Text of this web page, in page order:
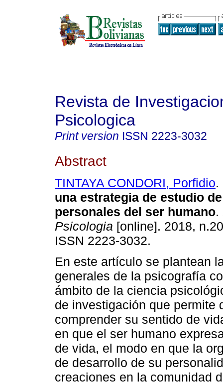
Revista de
Psicologica
Print version ISSN 2223-3032
Abstract
TINTAYA CONDORI, Porfidio.
una estrategia de estudio
personales del ser humano.
Psicologia [online]. 2018,
ISSN 2223-3032.
En este artículo se plantean
generales de la psicografía
ámbito de la ciencia
de investigación que permite
comprender su sentido de
en que el ser humano
de vida, el modo en que la
de desarrollo de su
creaciones en la comunidad